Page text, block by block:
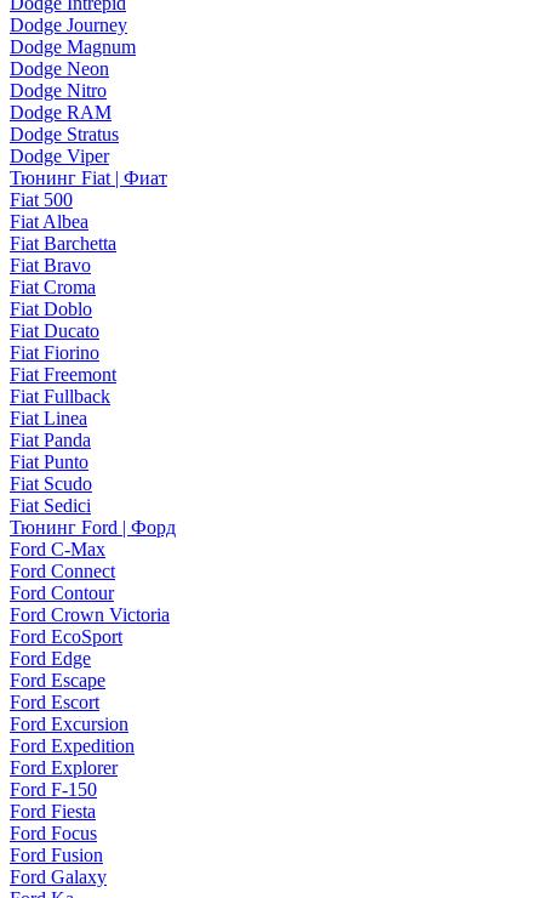
Dodge Journey
Dodge Magnum
Dodge Neon
Dodge Nitro
Dodge RAM
Dodge Stratus
Dodge Viper
Тюнинг Fiat | Фиат
Fiat 500
Fiat Albea
Fiat Barchetta
Fiat Bravo
Fiat Croma
Fiat Doblo
Fiat Ducato
Fiat Fiorino
Fiat Freemont
Fiat Fullback
Fiat Linea
Fiat Panda
Fiat Punto
Fiat Scudo
Fiat Sedici
Тюнинг Ford | Форд
Ford C-Max
Ford Connect
Ford Contour
Ford Crown Victoria
Ford EcoSport
Ford Edge
Ford Escape
Ford Escort
Ford Excursion
Ford Expedition
Ford Explorer
Ford F-150
Ford Fiesta
Ford Focus
Ford Fusion
Ford Galaxy